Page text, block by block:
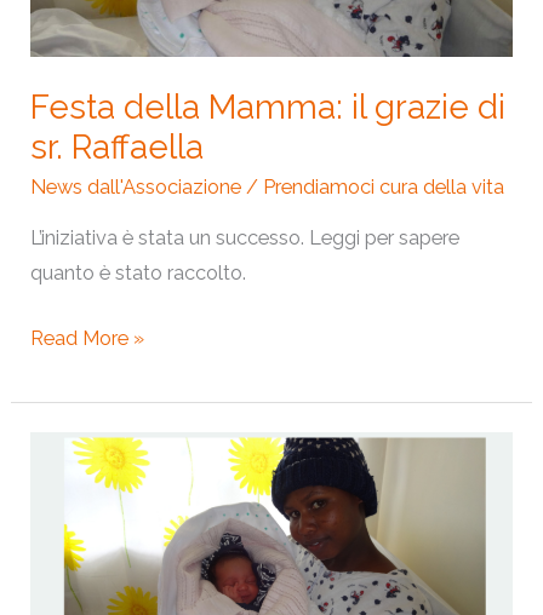
Festa della Mamma: il grazie di
sr. Raffaella
News dall'Associazione / Prendiamoci cura della vita
L’iniziativa è stata un successo. Leggi per sapere
quanto è stato raccolto.
sr.
Raffaella
Read More »
Festa
Mamma